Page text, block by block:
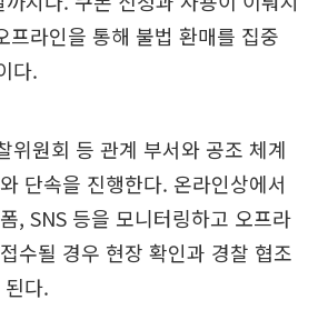
프라인을 통해 불법 환매를 집중
다.
위원회 등 관계 부서와 공조 체계
단속을 진행한다. 온라인상에서
, SNS 등을 모니터링하고 오프라
수될 경우 현장 확인과 경찰 협조
다.